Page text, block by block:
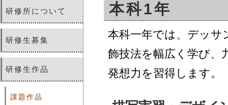
研修所について
研修生募集
研修生作品
課題作品
本科1年
本科一年では、デッサ
飾技法を幅広く学び、
発想力を習得します。